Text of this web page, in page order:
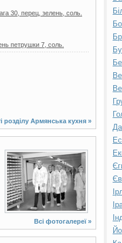
30, перец, зелень, соль.
петрушки 7, соль.
розділу Армянська кухня »
7 фото
Всі фотогалереї »